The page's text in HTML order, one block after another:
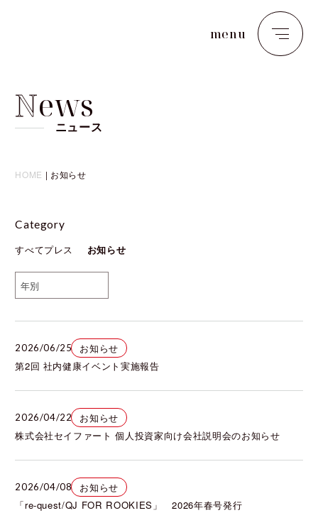
menu
News
ニュース
HOME | お知らせ
Category
すべてプレス お知らせ
年別
2026/06/25
お知らせ
第2回 社内健康イベント実施報告
2026/04/22
お知らせ
株式会社セイファート 個人投資家向け会社説明会のお知らせ
2026/04/08
お知らせ
「re-quest/QJ FOR ROOKIES」 2026年春号発行